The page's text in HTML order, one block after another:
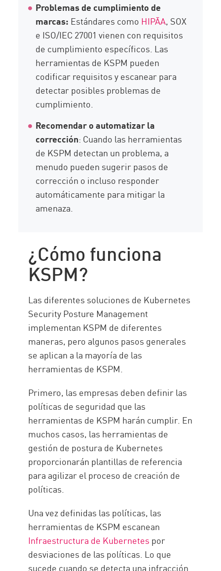
Problemas de cumplimiento de
marcas: Estándares como HIPĀA, SOX
e ISO/IEC 27001 vienen con requisitos
de cumplimiento específicos. Las
herramientas de KSPM pueden
codificar requisitos y escanear para
detectar posibles problemas de
cumplimiento.
Recomendar o automatizar la
corrección: Cuando las herramientas
de KSPM detectan un problema, a
menudo pueden sugerir pasos de
corrección o incluso responder
automáticamente para mitigar la
amenaza.
¿Cómo funciona
KSPM?
Las diferentes soluciones de Kubernetes
Security Posture Management
implementan KSPM de diferentes
maneras, pero algunos pasos generales
se aplican a la mayoría de las
herramientas de KSPM.
Primero, las empresas deben definir las
políticas de seguridad que las
herramientas de KSPM harán cumplir. En
muchos casos, las herramientas de
gestión de postura de Kubernetes
proporcionarán plantillas de referencia
para agilizar el proceso de creación de
políticas.
Una vez definidas las políticas, las
herramientas de KSPM escanean
Infraestructura de Kubernetes por
desviaciones de las políticas. Lo que
sucede cuando se detecta una infracción